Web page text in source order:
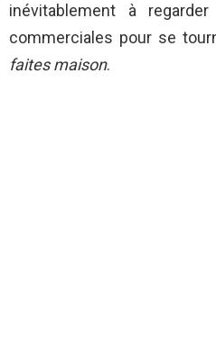
inévitablement à
commerciales pour se
faites maison.